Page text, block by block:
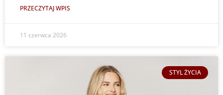
PRZECZYTAJ WPIS
11 czerwca 2026
STYL ŻYCIA